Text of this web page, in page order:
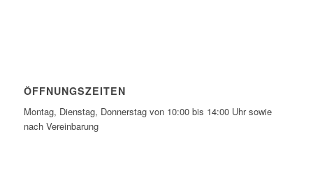
ÖFFNUNGSZEITEN
Montag, Dienstag, Donnerstag von 10:00 bis 14:00 Uhr sowie
nach Vereinbarung